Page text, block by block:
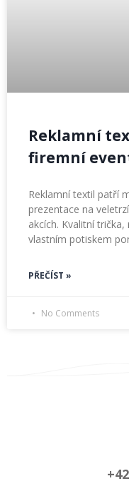
Reklamní
firemní
Reklamní textil patří
prezentace na
akcích. Kvalitní
vlastním potiskem
PŘEČÍST »
No Comments